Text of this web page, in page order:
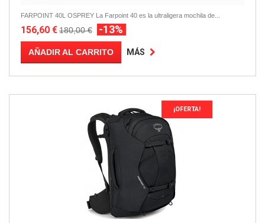
FARPOINT 40L OSPREY La Farpoint 40 es la ultraligera mochila de...
156,60 €180,00 € -13%
AÑADIR AL CARRITO MÁS
¡OFERTA!